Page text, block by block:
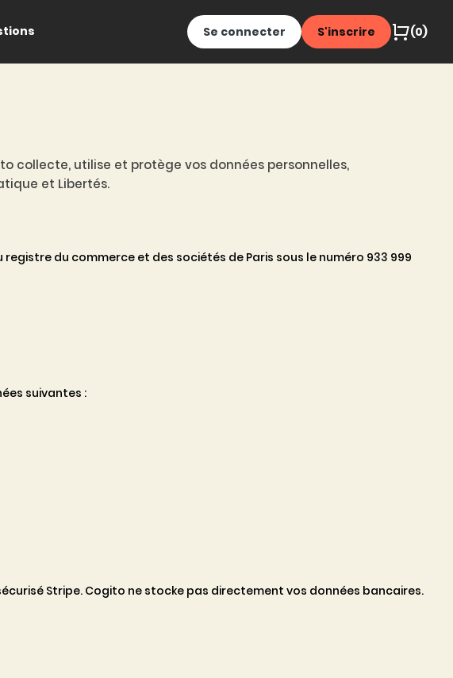
Se connecter S'inscrire (0)
collecte, utilise et protège vos données personnelles,
et Libertés.
du commerce et des sociétés de Paris sous le numéro 933 999
suivantes :
Stripe. Cogito ne stocke pas directement vos données bancaires.